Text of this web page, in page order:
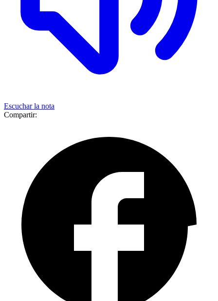
Escuchar la nota
Compartir: